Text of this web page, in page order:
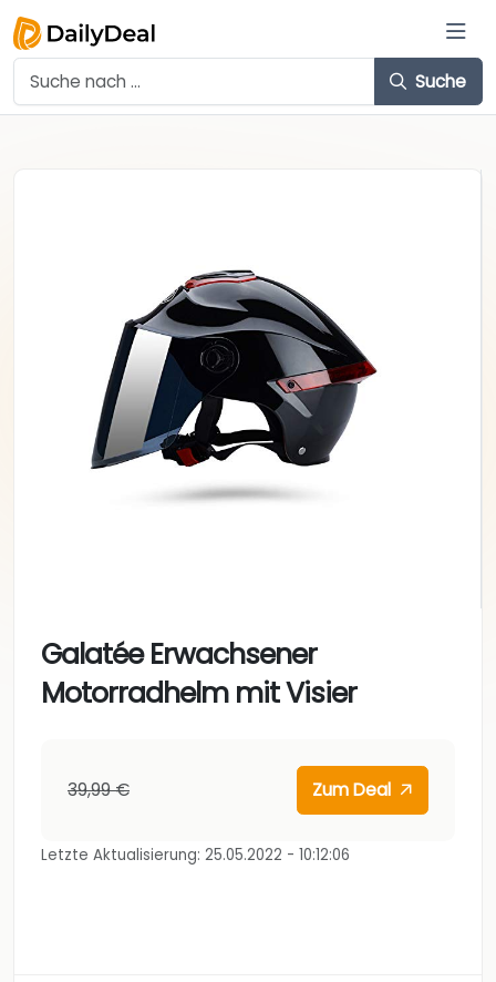
Suche
Galatée Erwachsener
Motorradhelm mit Visier
39,99 € Zum Deal
Letzte Aktualisierung: 25.05.2022 - 10:12:06